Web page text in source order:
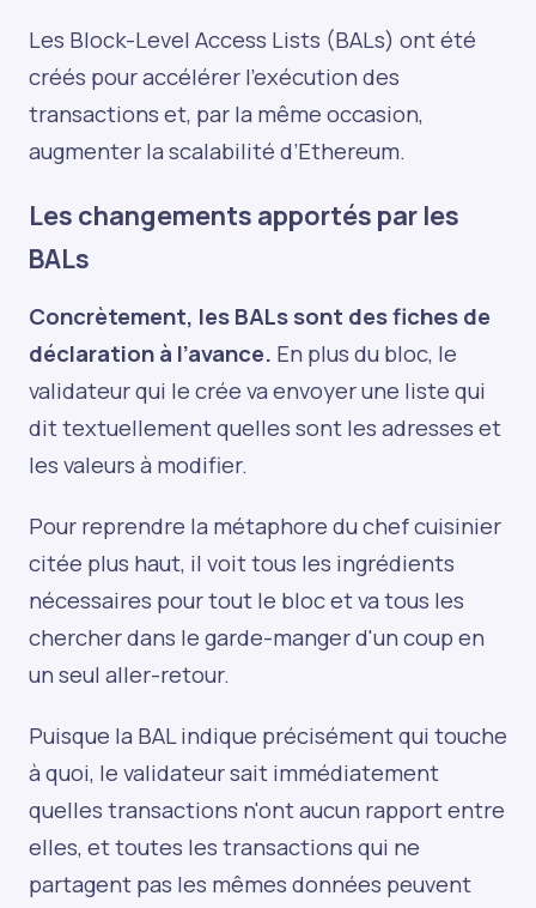
Les Block-Level Access Lists (BALs) ont été
créés pour accélérer l’exécution des
transactions et, par la même occasion,
augmenter la scalabilité d’Ethereum.
Les changements apportés par les
BALs
Concrètement, les BALs sont des fiches de
déclaration à l’avance. En plus du bloc, le
validateur qui le crée va envoyer une liste qui
dit textuellement quelles sont les adresses et
les valeurs à modifier.
Pour reprendre la métaphore du chef cuisinier
citée plus haut, il voit tous les ingrédients
nécessaires pour tout le bloc et va tous les
chercher dans le garde-manger d'un coup en
un seul aller-retour.
Puisque la BAL indique précisément qui touche
à quoi, le validateur sait immédiatement
quelles transactions n'ont aucun rapport entre
elles, et toutes les transactions qui ne
partagent pas les mêmes données peuvent